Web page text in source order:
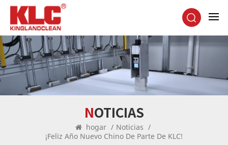
NOTICIAS
hogar / Noticias /
¡Feliz Año Nuevo Chino De Parte De KLC!